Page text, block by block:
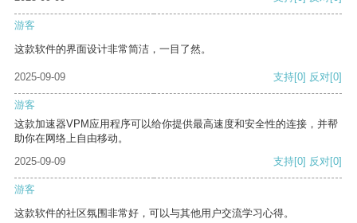
游客
这款软件的界面设计非常简洁，一目了然。
2025-09-09 支持[0] 反对[0]
游客
这款加速器VPM应用程序可以给你提供最高速度和安全性的连接，并帮
助你在网络上自由移动。
2025-09-09
支持[0] 反对[0]
游客
这款软件的社区氛围非常好，可以与其他用户交流学习心得。